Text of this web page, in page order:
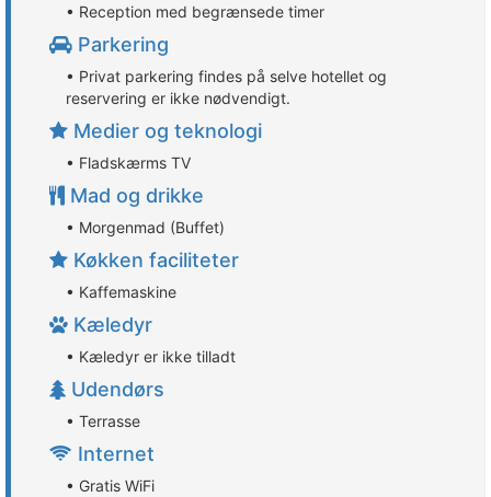
• Reception med begrænsede timer
Parkering
• Privat parkering findes på selve hotellet og
reservering er ikke nødvendigt.
Medier og teknologi
• Fladskærms TV
Mad og drikke
• Morgenmad (Buffet)
Køkken faciliteter
• Kaffemaskine
Kæledyr
• Kæledyr er ikke tilladt
Udendørs
• Terrasse
Internet
• Gratis WiFi